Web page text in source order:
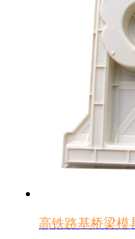
高铁路基桥梁模